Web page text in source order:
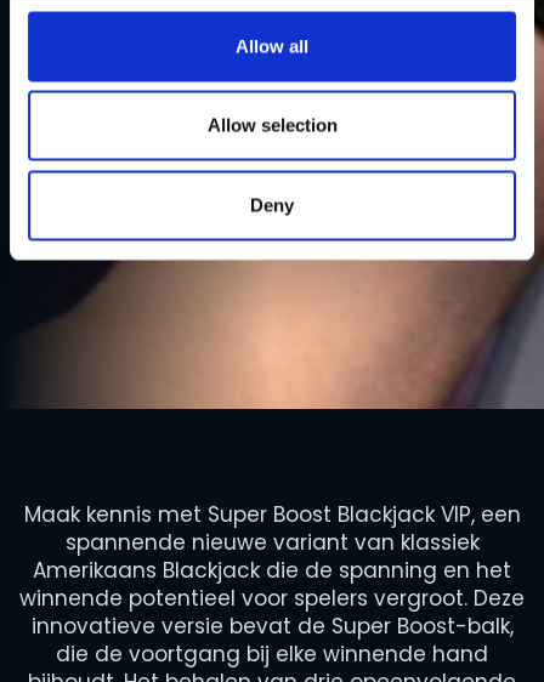
Allow all
Allow selection
Deny
Maak kennis met Super Boost Blackjack VIP, een
spannende nieuwe variant van klassiek
Amerikaans Blackjack die de spanning en het
winnende potentieel voor spelers vergroot. Deze
innovatieve versie bevat de Super Boost-balk,
die de voortgang bij elke winnende hand